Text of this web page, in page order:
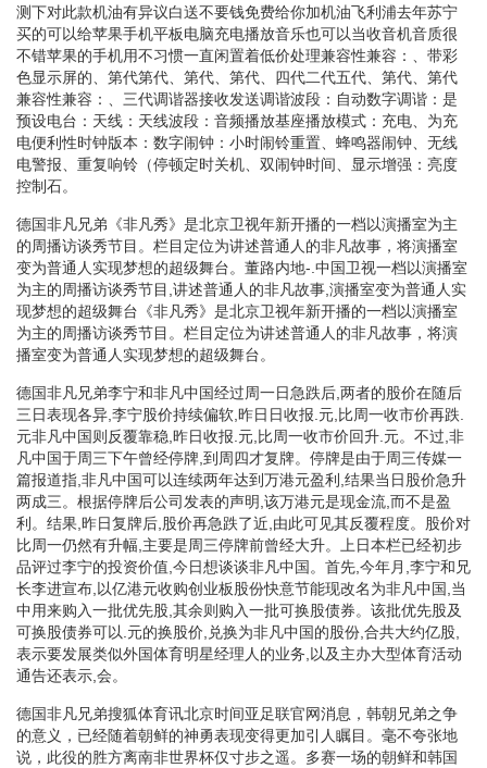
测下对此款机油有异议白送不要钱免费给你加机油飞利浦去年苏宁
买的可以给苹果手机平板电脑充电播放音乐也可以当收音机音质很
不错苹果的手机用不习惯一直闲置着低价处理兼容性兼容：、带彩
色显示屏的、第代第代、第代、第代、四代二代五代、第代、第代
兼容性兼容：、三代调谐器接收发送调谐波段：自动数字调谐：是
预设电台：天线：天线波段：音频播放基座播放模式：充电、为充
电便利性时钟版本：数字闹钟：小时闹铃重置、蜂鸣器闹钟、无线
电警报、重复响铃（停顿定时关机、双闹钟时间、显示增强：亮度
控制石。
德国非凡兄弟《非凡秀》是北京卫视年新开播的一档以演播室为主
的周播访谈秀节目。栏目定位为讲述普通人的非凡故事，将演播室
变为普通人实现梦想的超级舞台。董路内地-.中国卫视一档以演播室
为主的周播访谈秀节目,讲述普通人的非凡故事,演播室变为普通人实
现梦想的超级舞台《非凡秀》是北京卫视年新开播的一档以演播室
为主的周播访谈秀节目。栏目定位为讲述普通人的非凡故事，将演
播室变为普通人实现梦想的超级舞台。
德国非凡兄弟李宁和非凡中国经过周一日急跌后,两者的股价在随后
三日表现各异,李宁股价持续偏软,昨日日收报.元,比周一收市价再跌.
元非凡中国则反覆靠稳,昨日收报.元,比周一收市价回升.元。不过,非
凡中国于周三下午曾经停牌,到周四才复牌。停牌是由于周三传媒一
篇报道指,非凡中国可以连续两年达到万港元盈利,结果当日股价急升
两成三。根据停牌后公司发表的声明,该万港元是现金流,而不是盈
利。结果,昨日复牌后,股价再急跌了近,由此可见其反覆程度。股价对
比周一仍然有升幅,主要是周三停牌前曾经大升。上日本栏已经初步
品评过李宁的投资价值,今日想谈谈非凡中国。首先,今年月,李宁和兄
长李进宣布,以亿港元收购创业板股份快意节能现改名为非凡中国,当
中用来购入一批优先股,其余则购入一批可换股债券。该批优先股及
可换股债券可以.元的换股价,兑换为非凡中国的股份,合共大约亿股,
表示要发展类似外国体育明星经理人的业务,以及主办大型体育活动
通告还表示,会。
德国非凡兄弟搜狐体育讯北京时间亚足联官网消息，韩朝兄弟之争
的意义，已经随着朝鲜的神勇表现变得更加引人瞩目。毫不夸张地
说，此役的胜方离南非世界杯仅寸步之遥。多赛一场的朝鲜和韩国